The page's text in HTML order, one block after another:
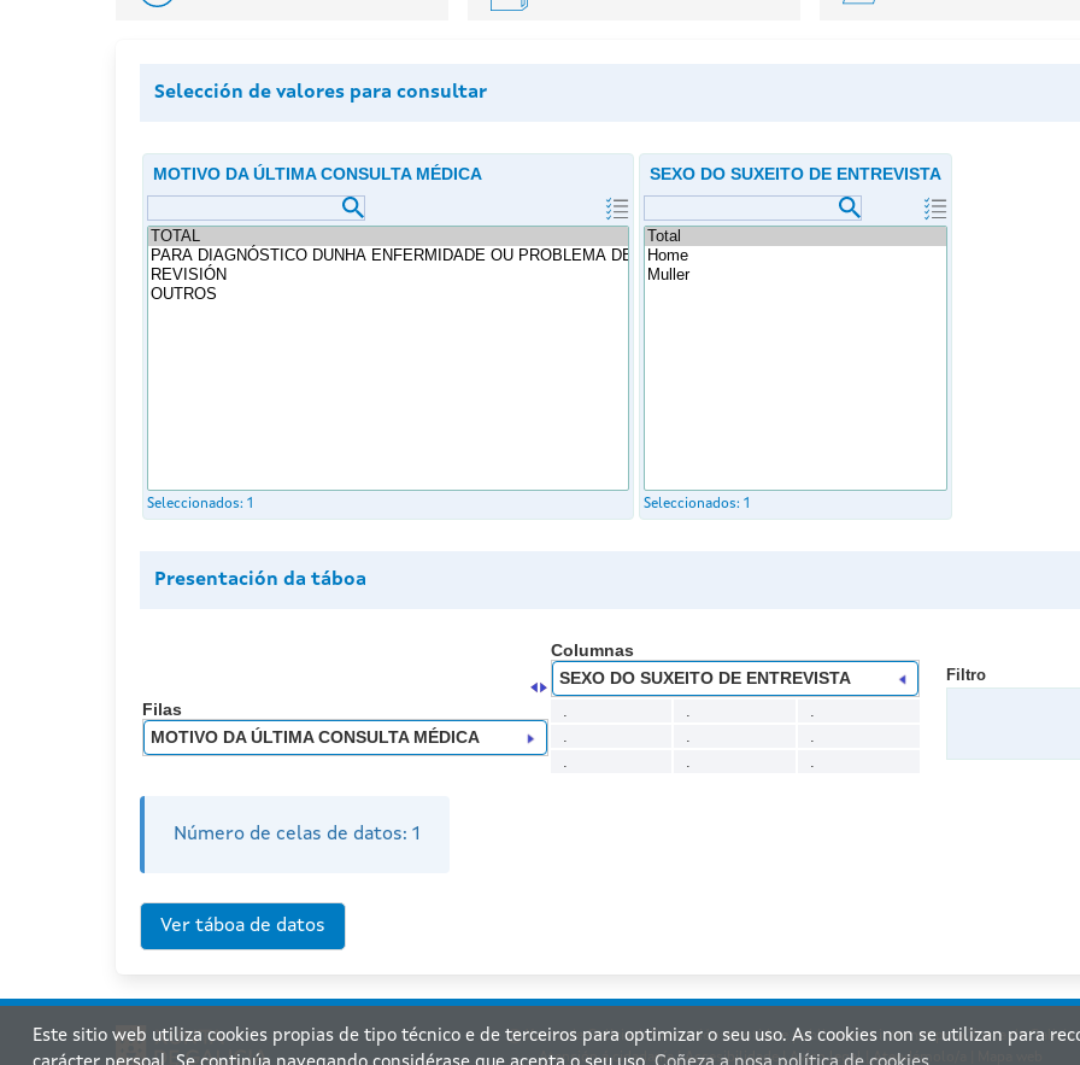
Selección de valores para consultar
MOTIVO DA ÚLTIMA CONSULTA MÉDICA
Seleccionados: 1
SEXO DO SUXEITO DE ENTREVISTA
Seleccionados: 1
Presentación da táboa
Columnas
SEXO DO SUXEITO DE ENTREVISTA
Filas
MOTIVO DA ÚLTIMA CONSULTA MÉDICA
. .
.
.
.
.
.
. .
Filtro
Número de celas de datos: 1
Xunta de Galicia. Información mantida e publicada na internet pola Xunta de Galicia
Atención á cidadanía|Accesibilidade|Aviso legal|Atendémolo/a
Este sitio web utiliza cookies propias de tipo técnico e de terceiros para optimizar o seu uso. As cookies non se utilizan para